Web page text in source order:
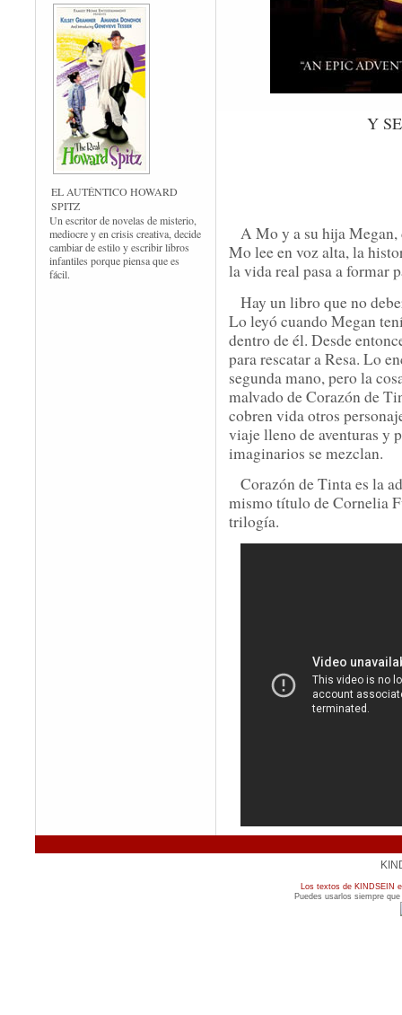
EL AUTÉNTICO HOWARD
SPITZ
Un escritor de novelas de misterio,
mediocre y en crisis creativa, decide
cambiar de estilo y escribir libros
infantiles porque piensa que es
fácil.
Y
A Mo y a su hija Megan,
Mo lee en voz alta, la
la vida real pasa a formar
Hay un libro que no
Lo leyó cuando Megan
dentro de él. Desde
para rescatar a Resa. Lo
segunda mano, pero la
malvado de Corazón de
cobren vida otros
viaje lleno de aventuras y
imaginarios se mezclan.
Corazón de Tinta es la
mismo título de Cornelia
trilogía.
Los textos de KINDSEIN
Puedes usarlos siempre